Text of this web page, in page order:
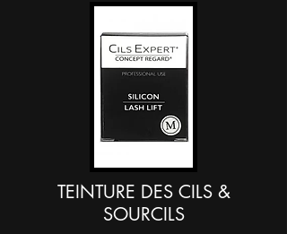
TEINTURE DES CILS &
SOURCILS